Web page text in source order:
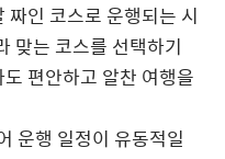
짜인 코스로 운행되는 시
맞는 코스를 선택하기
편안하고 알찬 여행을
운행 일정이 유동적일